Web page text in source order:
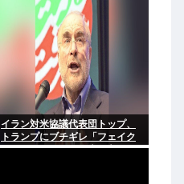
イラン対米協議代表団トップ、
トランプにブチギレ「フェイク
ニュースばかり、約束を守れ。